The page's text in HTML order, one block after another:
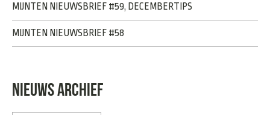
MIJNTEN NIEUWSBRIEF #59, DECEMBERTIPS
MIJNTEN NIEUWSBRIEF #58
NIEUWS ARCHIEF